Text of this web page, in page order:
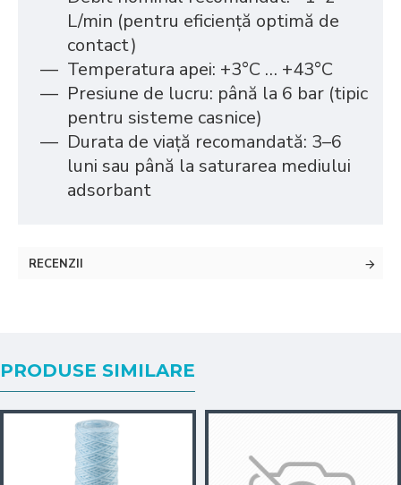
L/min (pentru eficiență optimă de
contact)
Temperatura apei: +3°C … +43°C
Presiune de lucru: până la 6 bar (tipic
pentru sisteme casnice)
Durata de viață recomandată: 3–6
luni sau până la saturarea mediului
adsorbant
RECENZII
PRODUSE SIMILARE